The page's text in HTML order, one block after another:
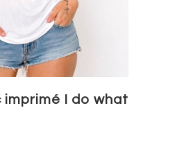
imprimé I do what